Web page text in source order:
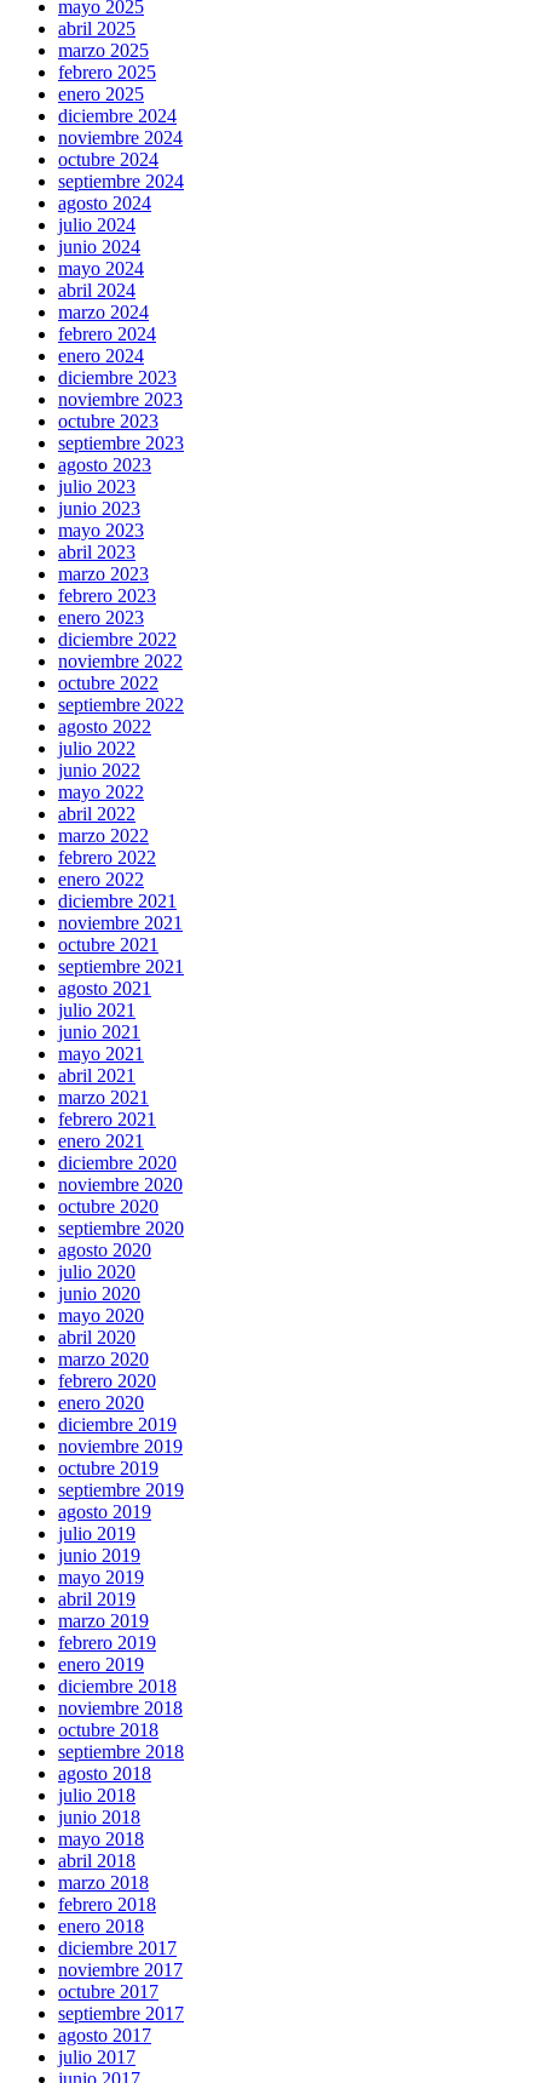
mayo 2025
abril 2025
marzo 2025
febrero 2025
enero 2025
diciembre 2024
noviembre 2024
octubre 2024
septiembre 2024
agosto 2024
julio 2024
junio 2024
mayo 2024
abril 2024
marzo 2024
febrero 2024
enero 2024
diciembre 2023
noviembre 2023
octubre 2023
septiembre 2023
agosto 2023
julio 2023
junio 2023
mayo 2023
abril 2023
marzo 2023
febrero 2023
enero 2023
diciembre 2022
noviembre 2022
octubre 2022
septiembre 2022
agosto 2022
julio 2022
junio 2022
mayo 2022
abril 2022
marzo 2022
febrero 2022
enero 2022
diciembre 2021
noviembre 2021
octubre 2021
septiembre 2021
agosto 2021
julio 2021
junio 2021
mayo 2021
abril 2021
marzo 2021
febrero 2021
enero 2021
diciembre 2020
noviembre 2020
octubre 2020
septiembre 2020
agosto 2020
julio 2020
junio 2020
mayo 2020
abril 2020
marzo 2020
febrero 2020
enero 2020
diciembre 2019
noviembre 2019
octubre 2019
septiembre 2019
agosto 2019
julio 2019
junio 2019
mayo 2019
abril 2019
marzo 2019
febrero 2019
enero 2019
diciembre 2018
noviembre 2018
octubre 2018
septiembre 2018
agosto 2018
julio 2018
junio 2018
mayo 2018
abril 2018
marzo 2018
febrero 2018
enero 2018
diciembre 2017
noviembre 2017
octubre 2017
septiembre 2017
agosto 2017
julio 2017